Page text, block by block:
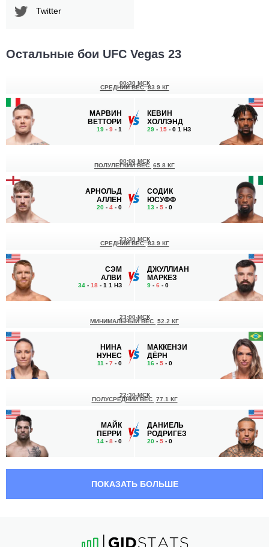
Twitter
Остальные бои UFC Vegas 23
МАРВИН
ВЕТТОРИ
19 - 9 - 1
00:30 МСК
СРЕДНИЙ ВЕС 83.9 КГ
КЕВИН
ХОЛЛЭНД
29 - 15 - 0 1 НЗ
АРНОЛЬД
АЛЛЕН
20 - 4 - 0
00:00 МСК
ПОЛУЛЕГКИЙ ВЕС 65.8 КГ
СОДИК
ЮСУФФ
13 - 5 - 0
СЭМ
АЛВИ
34 - 18 - 1 1 НЗ
23:30 МСК
СРЕДНИЙ ВЕС 83.9 КГ
ДЖУЛЛИАН
МАРКЕЗ
9 - 6 - 0
НИНА
НУНЕС
11 - 7 - 0
23:00 МСК
МИНИМАЛЬНЫЙ ВЕС 52.2 КГ
МАККЕНЗИ
ДЁРН
16 - 5 - 0
МАЙК
ПЕРРИ
14 - 8 - 0
22:30 МСК
ПОЛУСРЕДНИЙ ВЕС 77.1 КГ
ДАНИЕЛЬ
РОДРИГЕЗ
20 - 5 - 0
ПОКАЗАТЬ БОЛЬШЕ